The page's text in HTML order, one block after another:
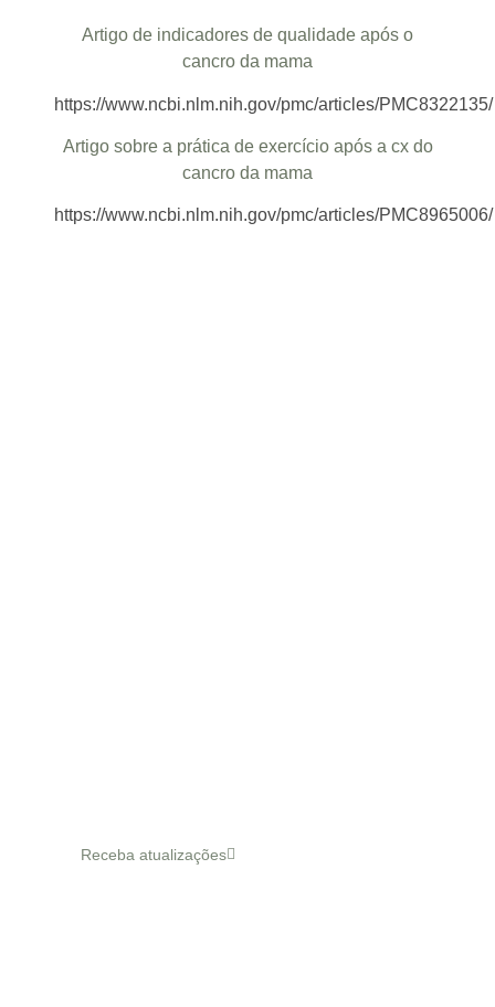
Artigo de indicadores de qualidade após o
cancro da mama
https://www.ncbi.nlm.nih.gov/pmc/articles/PMC8322135/
Artigo sobre a prática de exercício após a cx do
cancro da mama
https://www.ncbi.nlm.nih.gov/pmc/articles/PMC8965006/
Receba atualizações